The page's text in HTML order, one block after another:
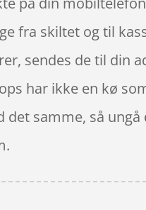
fra skiltet og til
sendes de til din
har ikke en kø
det samme, så